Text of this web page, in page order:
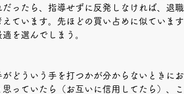
ったら、指導せずに反発しなければ、退職
ています。先ほどの買い占めに似ています
を選んでしまう。
どういう手を打つかが分からないときにお
っていたら（お互いに信用してたら）、こ